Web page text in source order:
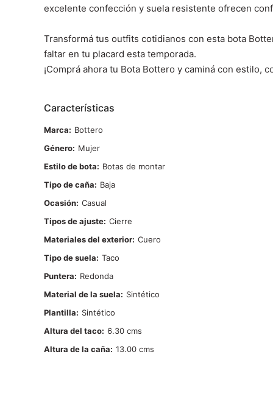
excelente confección y suela resistente ofrecen
Transformá tus outfits cotidianos con esta bota
faltar en tu placard esta temporada.
¡Comprá ahora tu Bota Bottero y caminá con estilo,
Características
Marca
Bottero
Género
Mujer
Estilo de bota
Botas de montar
Tipo de caña
Baja
Ocasión Casual
Tipos de ajuste Cierre
Materiales del exterior Cuero
Tipo de suela
Taco
Puntera
Redonda
Material de la suela
Sintético
Plantilla
Sintético
Altura del taco 6.30
Altura de la caña
13.00